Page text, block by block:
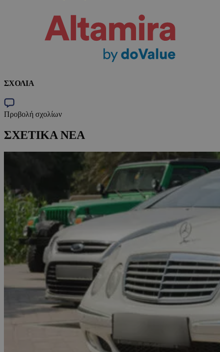
ΣΧΟΛΙΑ
Προβολή σχολίων
ΣΧΕΤΙΚΑ ΝΕΑ